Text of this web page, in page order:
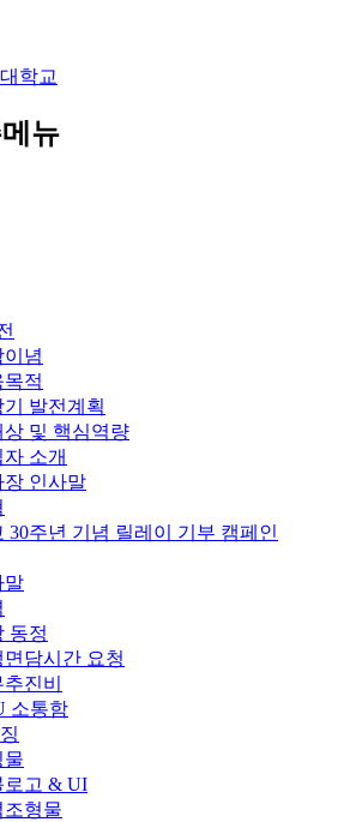
뉴
이념
목적
기 발전계획
상 및 핵심역량
자 소개
장 인사말
30주년 기념 릴레이 기부 캠페인
말
동정
면담시간 요청
진비
소통함
물
로고 & UI
조형물